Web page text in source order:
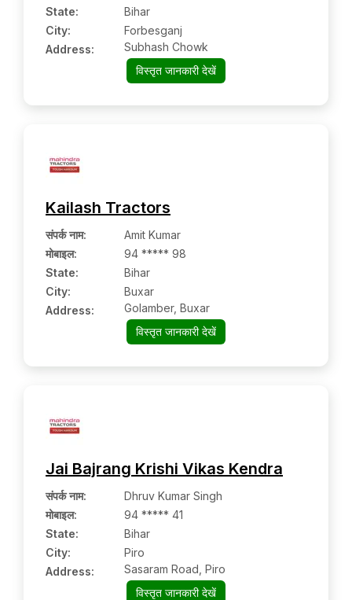
State:
Bihar
City:
Forbesganj
Address:
Subhash Chowk
विस्तृत जानकारी देखें
Kailash Tractors
संपर्क नाम:
Amit Kumar
मोबाइल:
94 ***** 98
State:
Bihar
City:
Buxar
Address:
Golamber, Buxar
विस्तृत जानकारी देखें
Jai Bajrang Krishi Vikas Kendra
संपर्क नाम:
Dhruv Kumar Singh
मोबाइल:
94 ***** 41
State:
Bihar
City:
Piro
Address:
Sasaram Road, Piro
विस्तृत जानकारी देखें